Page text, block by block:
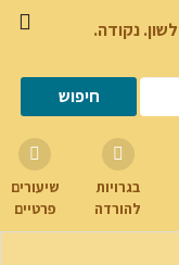
נקודה.
בגרויות
להורדה
שיעורים
פרטיים